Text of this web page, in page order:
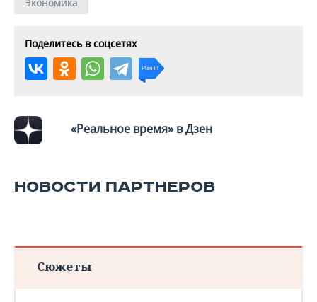
Поделитесь в соцсетях
«Реальное время» в Дзен
НОВОСТИ ПАРТНЕРОВ
Сюжеты